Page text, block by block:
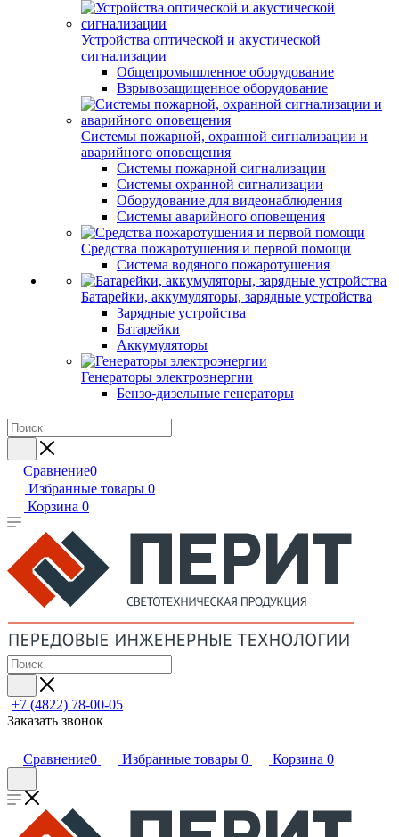
Устройства оптической и акустической
сигнализации
Общепромышленное оборудование
Взрывозащищенное оборудование
Системы пожарной, охранной сигнализации и
аварийного оповещения
Системы пожарной сигнализации
Системы охранной сигнализации
Оборудование для видеонаблюдения
Системы аварийного оповещения
Средства пожаротушения и первой помощи
Система водяного пожаротушения
Батарейки, аккумуляторы, зарядные устройства
Зарядные устройства
Батарейки
Аккумуляторы
Генераторы электроэнергии
Бензо-дизельные генераторы
Сравнение0
Избранные товары 0
Корзина 0
+7 (4822) 78-00-05
Заказать звонок
Сравнение0 Избранные товары 0 Корзина 0